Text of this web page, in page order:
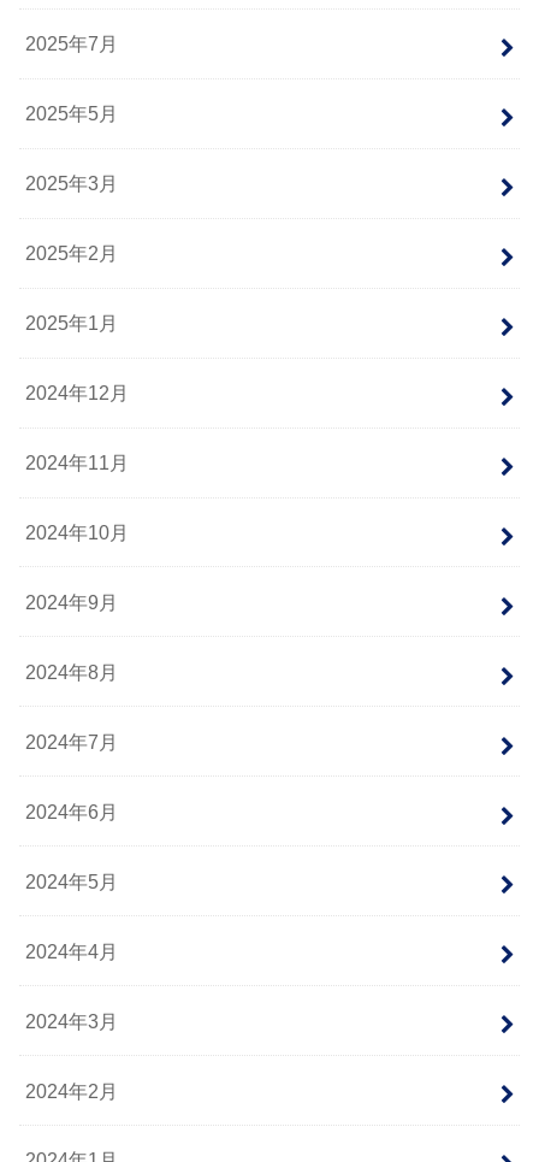
2025年7月
2025年5月
2025年3月
2025年2月
2025年1月
2024年12月
2024年11月
2024年10月
2024年9月
2024年8月
2024年7月
2024年6月
2024年5月
2024年4月
2024年3月
2024年2月